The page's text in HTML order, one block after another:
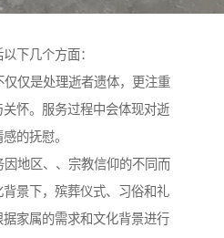
下几个方面：
仅是处理逝者遗体，更注重
怀。服务过程中会体现对逝
的抚慰。
地区、、宗教信仰的不同而
景下，殡葬仪式、习俗和礼
家属的需求和文化背景进行